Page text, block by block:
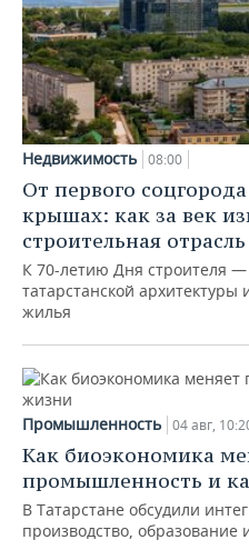
Недвижимость 08:00
От первого
крышах: как за век
строительная
К 70-летию Дня строителя —
татарстанской
жилья
Промышленность 04 авг,
Как биоэкономика
промышленность и
В Татарстане обсудили
производство,